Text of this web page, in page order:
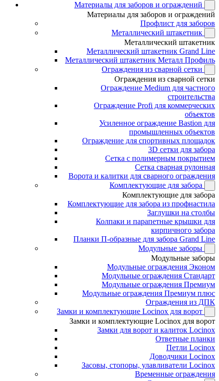
Материалы для заборов и ограждений
Материалы для заборов и ограждений
Профлист для заборов
Металлический штакетник
Металлический штакетник
Металлический штакетник Grand Line
Металлический штакетник Металл Профиль
Ограждения из сварной сетки
Ограждения из сварной сетки
Ограждение Medium для частного
строительства
Ограждение Profi для коммерческих
объектов
Усиленное ограждение Bastion для
промышленных объектов
Ограждение для спортивных площадок
3D сетки для забора
Сетка с полимерным покрытием
Сетка сварная рулонная
Ворота и калитки для сварного ограждения
Комплектующие для забора
Комплектующие для забора
Комплектующие для забора из профнастила
Заглушки на столбы
Колпаки и парапетные крышки для
кирпичного забора
Планки П-образные для забора Grand Line
Модульные заборы
Модульные заборы
Модульные ограждения Эконом
Модульные ограждения Стандарт
Модульные ограждения Премиум
Модульные ограждения Премиум плюс
Ограждения из ДПК
Замки и комплектующие Locinox для ворот
Замки и комплектующие Locinox для ворот
Замки для ворот и калиток Locinox
Ответные планки
Петли Locinox
Доводчики Locinox
Засовы, стопоры, улавливатели Locinox
Временные ограждения